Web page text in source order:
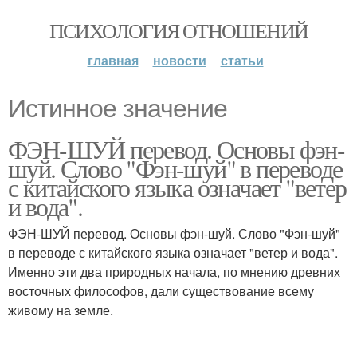
ПСИХОЛОГИЯ ОТНОШЕНИЙ
главная новости статьи
Истинное значение
ФЭН-ШУЙ перевод. Основы фэн-
шуй. Слово "Фэн-шуй" в переводе
с китайского языка означает "ветер
и вода".
ФЭН-ШУЙ перевод. Основы фэн-шуй. Слово "Фэн-шуй"
в переводе с китайского языка означает "ветер и вода".
Именно эти два природных начала, по мнению древних
восточных философов, дали существование всему
живому на земле.